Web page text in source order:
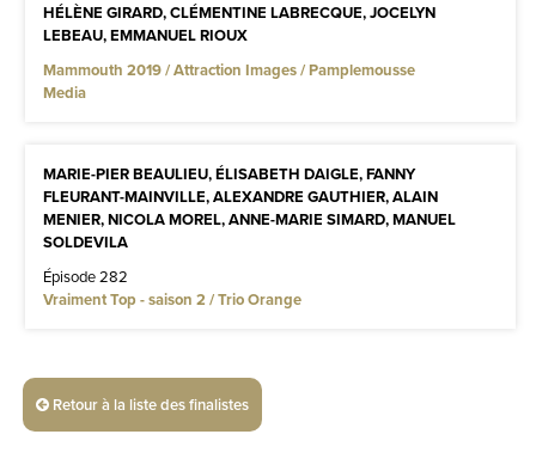
HÉLÈNE GIRARD, CLÉMENTINE LABRECQUE, JOCELYN
LEBEAU, EMMANUEL RIOUX
Mammouth 2019 / Attraction Images / Pamplemousse
Media
MARIE-PIER BEAULIEU, ÉLISABETH DAIGLE, FANNY
FLEURANT-MAINVILLE, ALEXANDRE GAUTHIER, ALAIN
MENIER, NICOLA MOREL, ANNE-MARIE SIMARD, MANUEL
SOLDEVILA
Épisode 282
Vraiment Top - saison 2 / Trio Orange
Retour à la liste des finalistes